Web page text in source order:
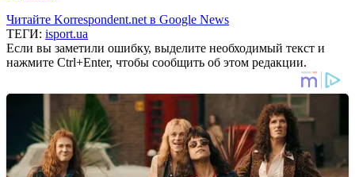
Читайте Korrespondent.net в Google News
ТЕГИ: isport.ua
Если вы заметили ошибку, выделите необходимый текст и
нажмите Ctrl+Enter, чтобы сообщить об этом редакции.